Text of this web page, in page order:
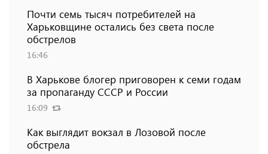
Почти семь тысяч потребителей на
Харьковщине остались без света после
обстрелов
16:46
В Харькове блогер приговорен к семи годам
за пропаганду СССР и России
16:09
Как выглядит вокзал в Лозовой после
обстрела